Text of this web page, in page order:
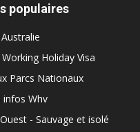
populaires
Holiday Visa
Parcs Nationaux
infos Whv
- Sauvage et isolé